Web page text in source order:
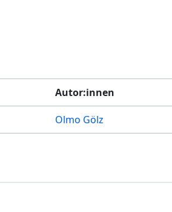
Autor:innen
Olmo Gölz